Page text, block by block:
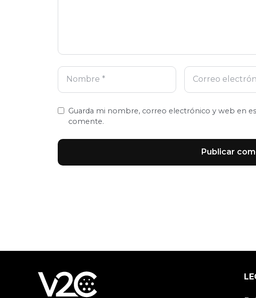
Guarda mi nombre, correo electrónico y web en
comente.